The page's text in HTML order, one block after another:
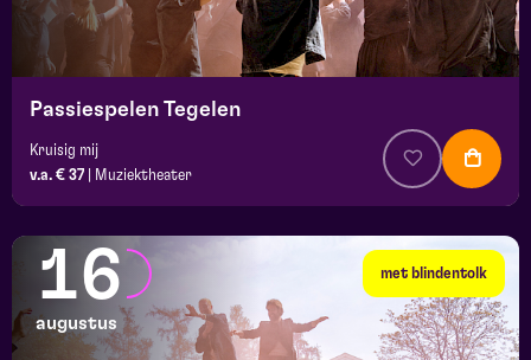
Passiespelen Tegelen
Kruisig mij
v.a. € 37
Muziektheater
met blindentolk
16
augustus